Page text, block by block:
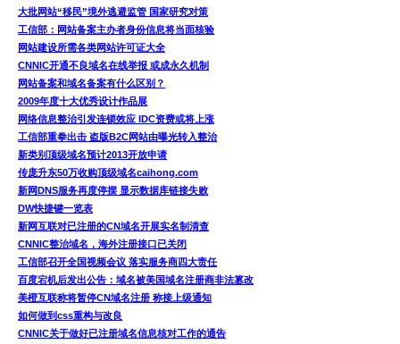
大批网站“移民”境外逃避监管 国家研究对策
工信部：网站备案主办者身份信息将当面核验
网站建设所需各类网站许可证大全
CNNIC开通不良域名在线举报 或成永久机制
网站备案和域名备案有什么区别？
2009年度十大优秀设计作品展
网络信息整治引发连锁效应 IDC资费或将上涨
工信部重拳出击 盗版B2C网站由曝光转入整治
新类别顶级域名预计2013开放申请
传庞升东50万收购顶级域名caihong.com
新网DNS服务再度停摆 显示数据库链接失败
DW快捷键一览表
新网互联对已注册的CN域名开展实名制清查
CNNIC整治域名，海外注册接口已关闭
工信部召开全国视频会议 落实服务商四大责任
百度宕机后发出公告：域名被美国域名注册商非法篡改
美橙互联称将暂停CN域名注册 称接上级通知
如何做到css重构与改良
CNNIC关于做好已注册域名信息核对工作的通告